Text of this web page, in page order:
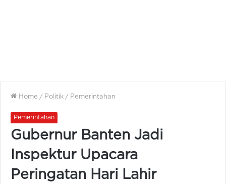
Home / Politik / Pemerintahan
Pemerintahan
Gubernur Banten Jadi
Inspektur Upacara
Peringatan Hari Lahir